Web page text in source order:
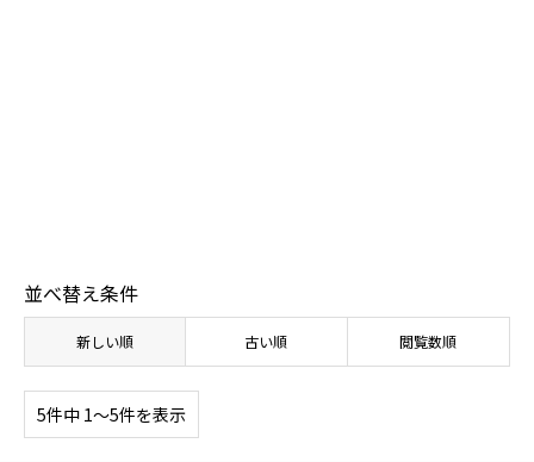
並べ替え条件
新しい順 古い順 閲覧数順
5件中 1〜5件を表示